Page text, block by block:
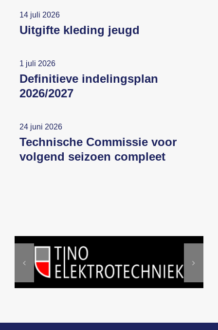
14 juli 2026
Uitgifte kleding jeugd
1 juli 2026
Definitieve indelingsplan
2026/2027
24 juni 2026
Technische Commissie voor
volgend seizoen compleet